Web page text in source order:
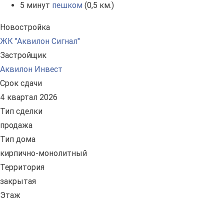
5 минут пешком (0,5 км.)
Новостройка
ЖК "Аквилон Сигнал"
Застройщик
Аквилон Инвест
Срок сдачи
4 квартал 2026
Тип сделки
продажа
Тип дома
кирпично-монолитный
Территория
закрытая
Этаж